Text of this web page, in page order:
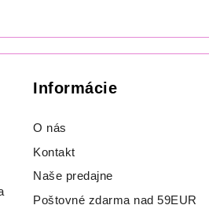
Informácie
O nás
Kontakt
Naše predajne
Poštovné zdarma nad 59EUR